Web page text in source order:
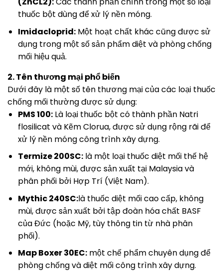
thuốc bột dùng để xử lý nền móng.
Imidacloprid:Một hoạt chất khác cũng được sử
dụng trong một số sản phẩm diệt và phòng chống
mối hiệu quả.
2. Tên thương mại phổ biến
Dưới đây là một số tên thương mại của các loại thuốc
chống mối thường được sử dụng:
PMS 100:Là loại thuốc bột có thành phần Natri
flosilicat và Kẽm Clorua, được sử dụng rộng rãi để
xử lý nền móng công trình xây dựng.
Termize 200SC:là một loại thuốc diệt mối thế hệ
mới, không mùi, được sản xuất tại Malaysia và
phân phối bởi Hợp Trí (Việt Nam).
Mythic 240SC:là thuốc diệt mối cao cấp, không
mùi, được sản xuất bởi tập đoàn hóa chất BASF
của Đức (hoặc Mỹ, tùy thông tin từ nhà phân
phối).
Map Boxer 30EC:một chế phẩm chuyên dụng để
phòng chống và diệt mối công trình xây dựng.